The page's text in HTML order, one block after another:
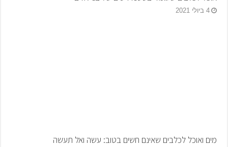
4 ביולי 2021
מים ואוכל לכלבים שאינם חשים בטוב: עשה ואל תעשה